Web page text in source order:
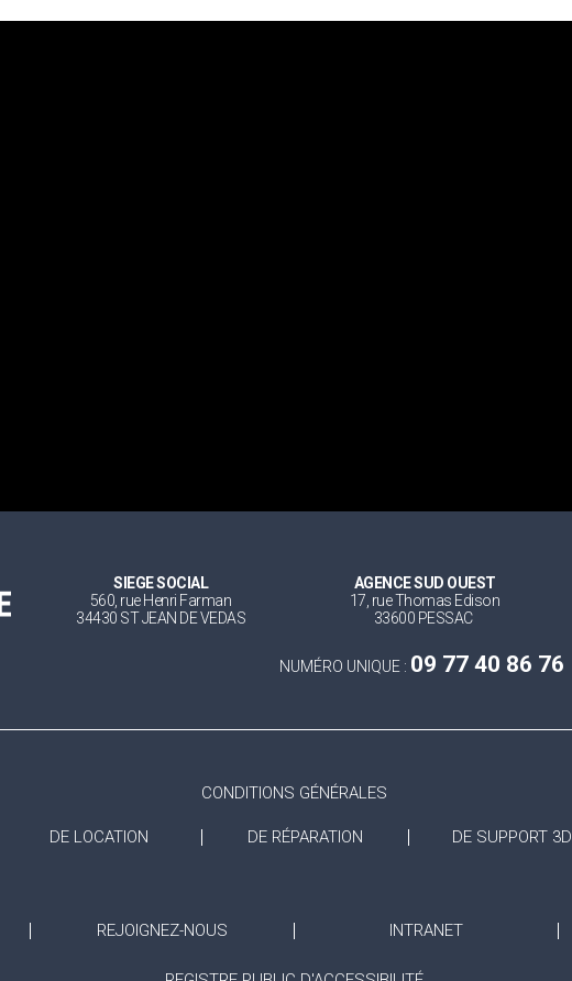
SIEGE SOCIAL
560, rue Henri Farman
34430 ST JEAN DE VEDAS
AGENCE SUD OUEST
17, rue Thomas Edison
33600 PESSAC
NUMÉRO UNIQUE : 09 77 40 86 76
CONDITIONS GÉNÉRALES
DE LOCATION DE RÉPARATION DE SUPPORT 3D
REJOIGNEZ-NOUS INTRANET